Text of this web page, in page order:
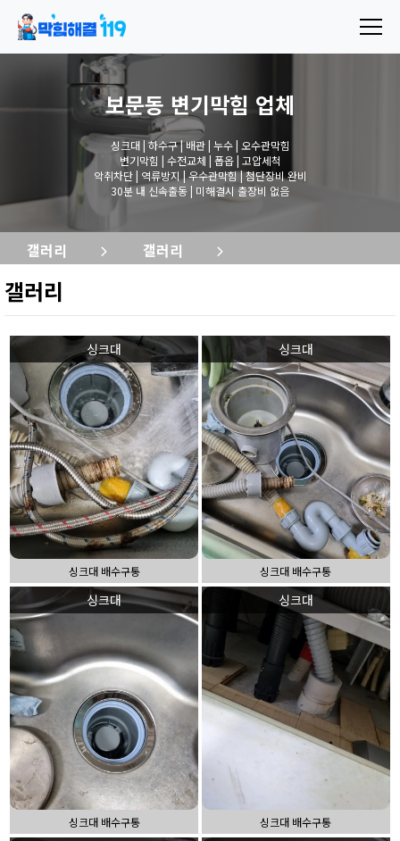
보문동 변기막힘 업체
싱크대 | 하수구 | 배관 | 누수 | 오수관막힘
변기막힘 | 수전교체 | 폽옵 | 고압세척
악취차단 | 역류방지 | 우수관막힘 | 첨단장비 완비
30분 내 신속출동 | 미해결시 출장비 없음
갤러리 갤러리
갤러리
싱크대
싱크대 배수구통
싱크대
싱크대 배수구통
싱크대
싱크대 배수구통
싱크대
싱크대 배수구통